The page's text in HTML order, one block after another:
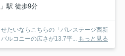
駅 徒歩9分
たいならこちらの「パレステージ西新
ルコニーの広さが13.7平... もっと見る